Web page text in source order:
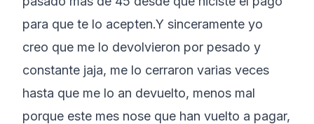
para que te lo acepten.Y sinceramente yo
creo que me lo devolvieron por pesado y
constante jaja, me lo cerraron varias veces
hasta que me lo an devuelto, menos mal
porque este mes nose que han vuelto a pagar,